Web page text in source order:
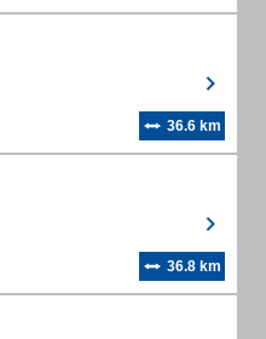
36.6 km
36.8 km